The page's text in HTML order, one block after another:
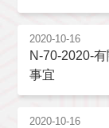
2020-10-16
N-70-2020-
事宜
2020-10-16